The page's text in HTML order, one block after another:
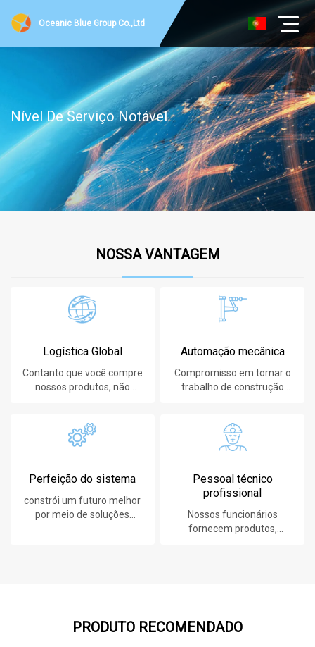
Oceanic Blue Group Co.,Ltd
Nível De Serviço Notável
NOSSA VANTAGEM
Logística Global
Contanto que você compre
nossos produtos, não
serviço de logística.
Automação mecânica
Compromisso em tornar o
trabalho de construção
Perfeição do sistema
constrói um futuro melhor
por meio de soluções
Pessoal técnico
profissional
Nossos funcionários
fornecem produtos,
PRODUTO RECOMENDADO